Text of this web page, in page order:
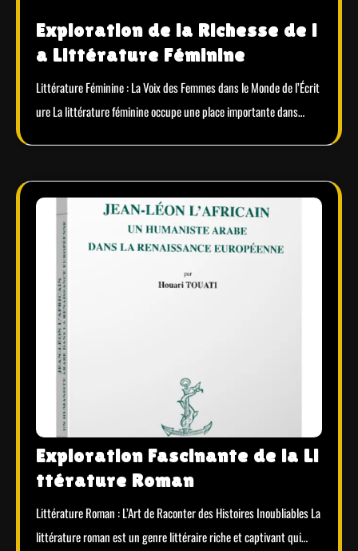
Exploration de la Richesse de l
a Littérature Féminine
Littérature Féminine : La Voix des Femmes dans le Monde de l’Écrit
ure La littérature féminine occupe une place importante dans…
Exploration Fascinante de la Li
ttérature Roman
Littérature Roman : L’Art de Raconter des Histoires Inoubliables La
littérature roman est un genre littéraire riche et captivant qui…